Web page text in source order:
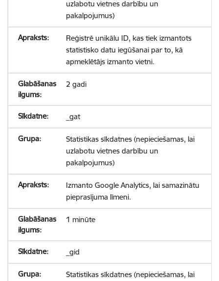
uzlabotu vietnes darbību un
pakalpojumus)
Reģistrē unikālu ID, kas tiek izmantots
statistisko datu iegūšanai par to, kā
apmeklētājs izmanto vietni.
2 gadi
_gat
Statistikas sīkdatnes (nepieciešamas, lai
uzlabotu vietnes darbību un
pakalpojumus)
Izmanto Google Analytics, lai samazinātu
pieprasījuma līmeni.
1 minūte
_gid
Statistikas sīkdatnes (nepieciešamas, lai